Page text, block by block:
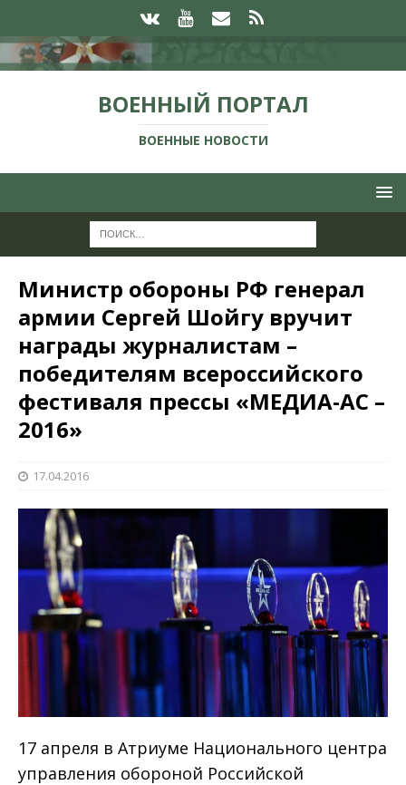
ВОЕННЫЙ ПОРТАЛ
ВОЕННЫЕ НОВОСТИ
Министр обороны РФ генерал
армии Сергей Шойгу вручит
награды журналистам –
победителям всероссийского
фестиваля прессы «МЕДИА-АС –
2016»
17.04.2016
17 апреля в Атриуме Национального центра
управления обороной Российской